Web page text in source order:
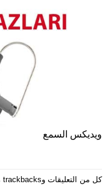
ويديكس السمع
كل من التعليقات وtrackbacks مغلقة حاليا.